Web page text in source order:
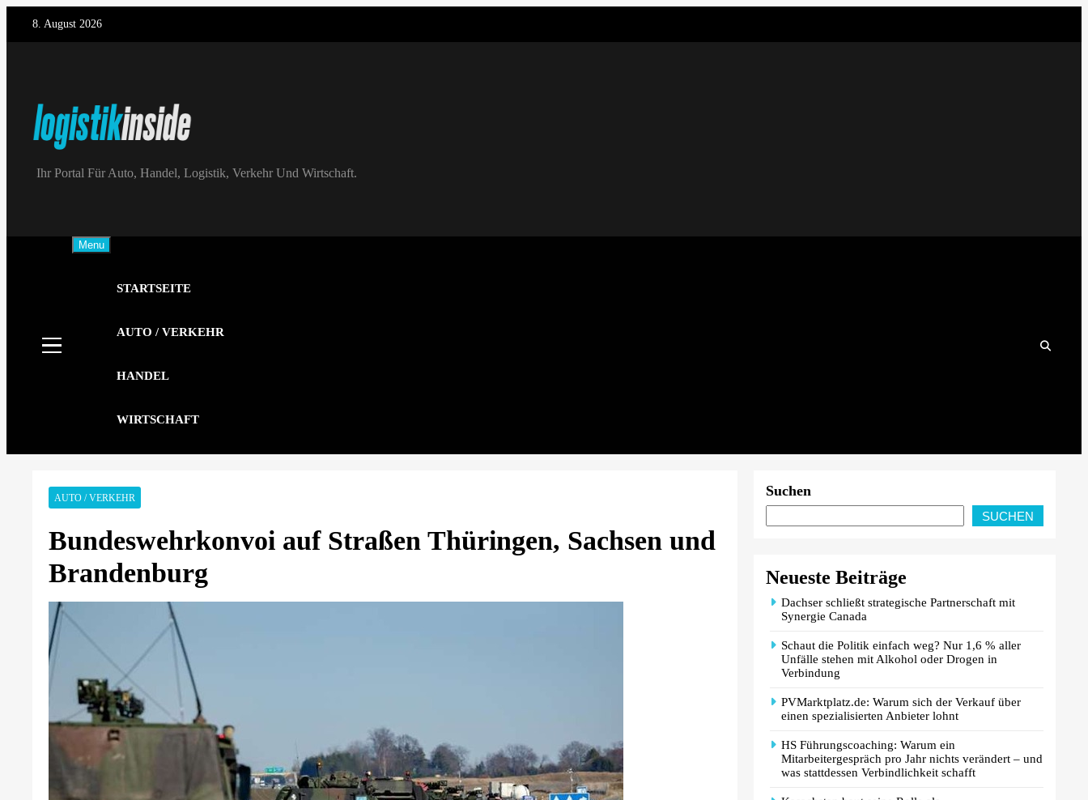
content
8. August 2026
Logistik|Inside
Ihr Portal Für Auto, Handel, Logistik, Verkehr Und Wirtschaft.
Menu
STARTSEITE
AUTO / VERKEHR
HANDEL
WIRTSCHAFT
AUTO / VERKEHR
Bundeswehrkonvoi auf Straßen Thüringen, Sachsen und
Brandenburg
Suchen
SUCHEN
Neueste Beiträge
Dachser schließt strategische Partnerschaft mit
Synergie Canada
Schaut die Politik einfach weg? Nur 1,6 % aller
Unfälle stehen mit Alkohol oder Drogen in
Verbindung
PVMarktplatz.de: Warum sich der Verkauf über
einen spezialisierten Anbieter lohnt
HS Führungscoaching: Warum ein
Mitarbeitergespräch pro Jahr nichts verändert – und
was stattdessen Verbindlichkeit schafft